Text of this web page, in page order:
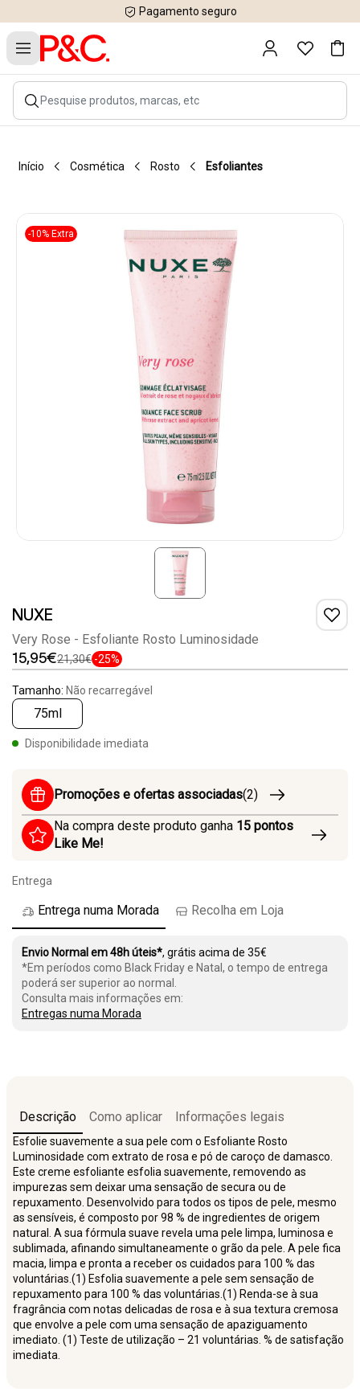
Pagamento seguro
Início Cosmética Rosto Esfoliantes
-10% Extra
NUXE
Very Rose - Esfoliante Rosto Luminosidade
15,95€21,30€ -25%
Tamanho: Não recarregável
75ml
Disponibilidade imediata
Promoções e ofertas associadas(2)
Na compra deste produto ganha 15 pontos
Like Me!
Entrega
Entrega numa Morada Recolha em Loja
Envio Normal em 48h úteis*, grátis acima de 35€
*Em períodos como Black Friday e Natal, o tempo de entrega
poderá ser superior ao normal.
Consulta mais informações em:
Entregas numa Morada
Descrição Como aplicar Informações legais
Esfolie suavemente a sua pele com o Esfoliante Rosto
Luminosidade com extrato de rosa e pó de caroço de damasco.
Este creme esfoliante esfolia suavemente, removendo as
impurezas sem deixar uma sensação de secura ou de
repuxamento. Desenvolvido para todos os tipos de pele, mesmo
as sensíveis, é composto por 98 % de ingredientes de origem
natural. A sua fórmula suave revela uma pele limpa, luminosa e
sublimada, afinando simultaneamente o grão da pele. A pele fica
macia, limpa e pronta a receber os cuidados para 100 % das
voluntárias.(1) Esfolia suavemente a pele sem sensação de
repuxamento para 100 % das voluntárias.(1) Renda-se à sua
fragrância com notas delicadas de rosa e à sua textura cremosa
que envolve a pele com uma sensação de apaziguamento
imediato. (1) Teste de utilização – 21 voluntárias. % de satisfação
imediata.